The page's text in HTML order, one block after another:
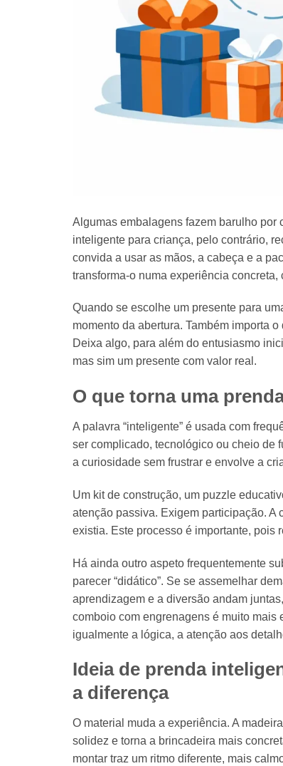
Algumas embalagens fazem barulho por
inteligente para criança, pelo contrário,
convida a usar as mãos, a cabeça e a
transforma-o numa experiência
Quando se escolhe um presente para
momento da abertura. Também importa
Deixa algo, para além do entusiasmo
mas sim um presente com valor real.
O que torna uma
A palavra “inteligente” é usada com
ser complicado, tecnológico ou cheio de
a curiosidade sem frustrar e envolve a
Um kit de construção, um puzzle
atenção passiva. Exigem participação. A
existia. Este processo é importante, pois
Há ainda outro aspeto frequentemente
parecer “didático”. Se se assemelhar
aprendizagem e a diversão andam
comboio com engrenagens é muito mais
igualmente a lógica, a atenção aos
Ideia de prenda
a diferença
O material muda a experiência. A
solidez e torna a brincadeira mais
montar traz um ritmo diferente, mais